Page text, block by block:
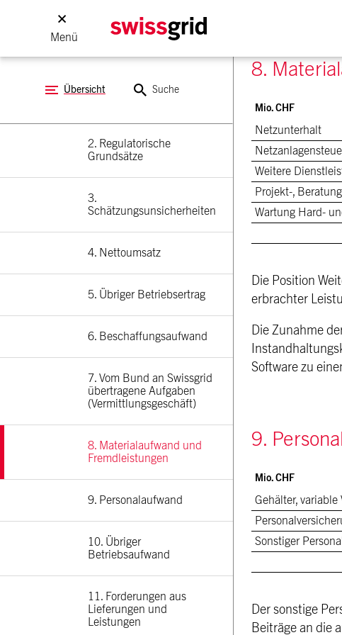
Menü
Übersicht Suche
1. Grundsätze der
2. Regulatorische
Grundsätze
3.
Schätzungsunsicherheiten
4. Nettoumsatz
5. Übriger Betriebsertrag
6. Beschaffungsaufwand
7. Vom Bund an Swissgrid
übertragene Aufgaben
(Vermittlungsgeschäft)
8. Materialaufwand und
Fremdleistungen
9. Personalaufwand
10. Übriger
Betriebsaufwand
11. Forderungen aus
Lieferungen und
Leistungen
8.
Mio. CHF
Netzunterhalt
Weitere
Projekt-,
Wartung Hard-
Die Position
erbrachter
Die Zunahme
Software zu
9.
Mio. CHF
Gehälter, variable
Sonstiger
Der sonstige
Beiträge an die